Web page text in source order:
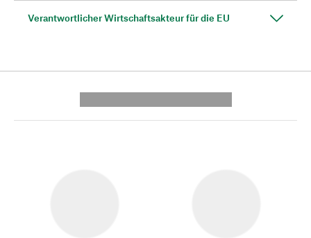
Verantwortlicher Wirtschaftsakteur für die EU